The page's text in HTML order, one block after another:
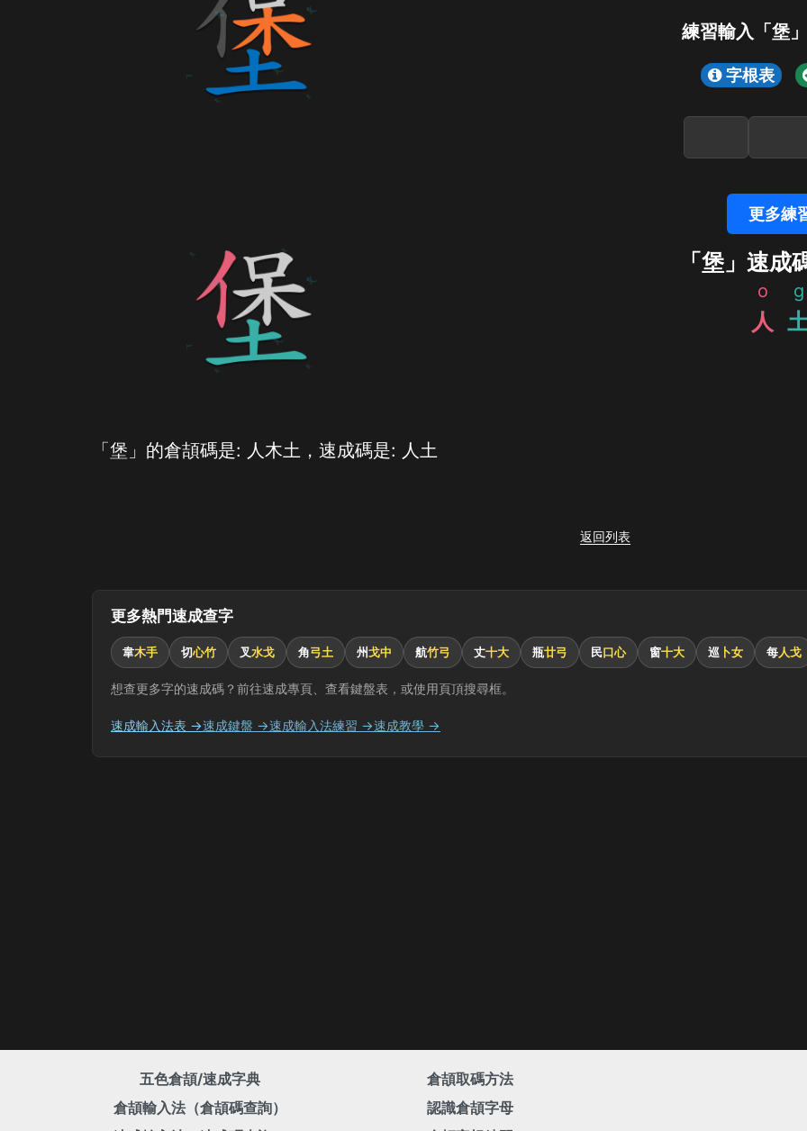
練習輸入「堡
字根表
更多練
「堡」速成
o
人
g
「堡」的倉頡碼是: 人木土，速成碼是: 人土
返回列表
更多熱門速成查字
韋木手 切心竹 叉水戈 角弓土 州戈中 航竹弓 丈十大 瓶廿弓 民口心 窗十大 巡 卜女 每人戈
想查更多字的速成碼？前往速成專頁、查看鍵盤表，或使用頁頂搜尋框。
速成輸入法表 →速成鍵盤 →速成輸入法練習 →速成教學 →
五色倉頡/速成字典
倉頡輸入法（倉頡碼查詢）
倉頡取碼方法
認識倉頡字母